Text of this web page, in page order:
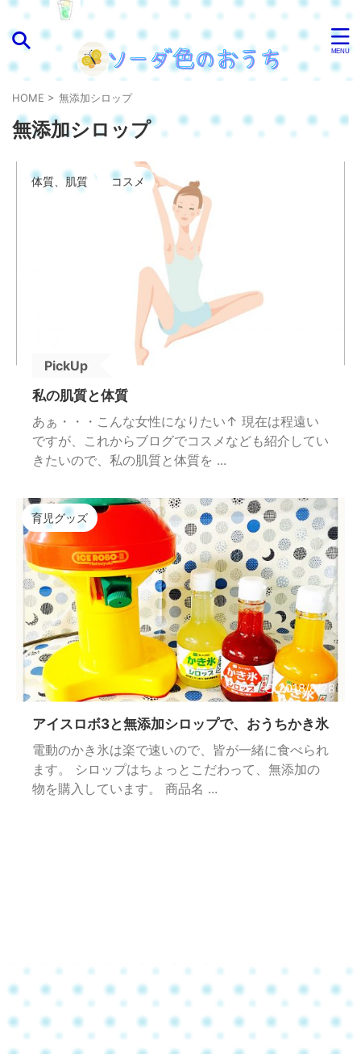
HOME > 無添加シロップ
無添加シロップ
体質、肌質 コスメ
PickUp
私の肌質と体質
あぁ・・・こんな女性になりたい↑ 現在は程遠い
ですが、これからブログでコスメなども紹介してい
きたいので、私の肌質と体質を ...
2018/8/28
育児グッズ
アイスロボ3と無添加シロップで、おうちかき氷
電動のかき氷は楽で速いので、皆が一緒に食べられ
ます。 シロップはちょっとこだわって、無添加の
物を購入しています。 商品名 ...